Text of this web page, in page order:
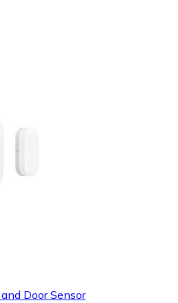
Door Sensor